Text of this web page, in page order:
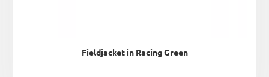
Fieldjacket in Racing Green